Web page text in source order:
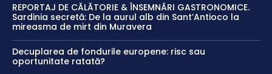
REPORTAJ DE CĂLĂTORIE & ÎNSEMNĂRI GASTRONOMICE.
Sardinia secretă: De la aurul alb din Sant’Antioco la
mireasma de mirt din Muravera
Decuplarea de fondurile europene: risc sau
oportunitate ratată?